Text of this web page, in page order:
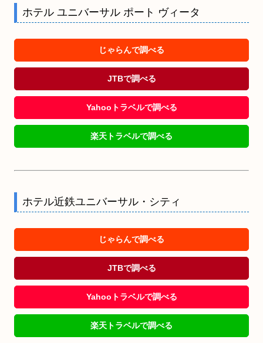
ホテル ユニバーサル ポート ヴィータ
じゃらんで調べる
JTBで調べる
Yahooトラベルで調べる
楽天トラベルで調べる
ホテル近鉄ユニバーサル・シティ
じゃらんで調べる
JTBで調べる
Yahooトラベルで調べる
楽天トラベルで調べる